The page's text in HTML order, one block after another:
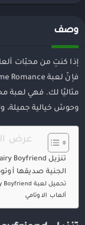
وصف
إذا كنتِ من محبّات
مثاليًا لك. فهي لعبة
وحوش خيالية جميلة،
عرض
تنزيل Fairy Boyfriend مهكرة
الجنية صديقها
تحميل لعبة Fairy Boyfriend مهكرة بدون روت
ألعاب الاوتامي